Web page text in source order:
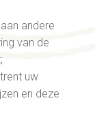
andere
van de
uw
en deze